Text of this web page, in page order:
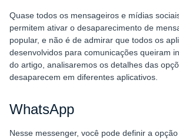
Quase todos os mensageiros e mídias
permitem ativar o desaparecimento de
popular, e não é de admirar que todos os
desenvolvidos para comunicações queiram
do artigo, analisaremos os detalhes das
desaparecem em diferentes aplicativos.
WhatsApp
Nesse messenger, você pode definir a